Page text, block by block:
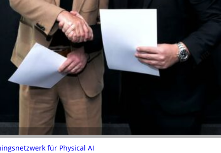
für Physical AI